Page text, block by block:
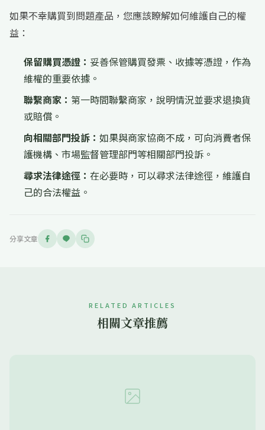
如果不幸購買到問題產品，您應該瞭解如何維護自己的權
益：
保留購買憑證： 妥善保管購買發票、收據等憑證，作為
維權的重要依據。
聯繫商家： 第一時間聯繫商家，說明情況並要求退換貨
或賠償。
向相關部門投訴： 如果與商家協商不成，可向消費者保
護機構、市場監督管理部門等相關部門投訴。
尋求法律途徑： 在必要時，可以尋求法律途徑，維護自
己的合法權益。
分享文章
RELATED ARTICLES
相關文章推薦